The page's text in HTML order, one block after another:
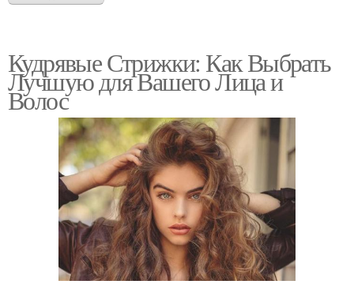
Кудрявые Стрижки: Как Выбрать
Лучшую для Вашего Лица и
Волос